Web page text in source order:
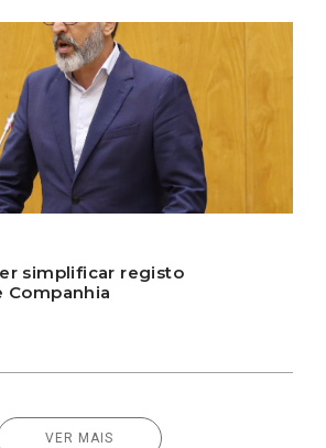
simplificar registo
Companhia
VER MAIS